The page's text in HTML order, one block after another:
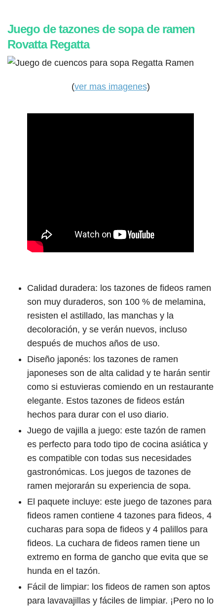
Juego de tazones de sopa de ramen
Rovatta Regatta
(ver mas imagenes)
Calidad duradera: los tazones de fideos ramen
son muy duraderos, son 100 % de melamina,
resisten el astillado, las manchas y la
decoloración, y se verán nuevos, incluso
después de muchos años de uso.
Diseño japonés: los tazones de ramen
japoneses son de alta calidad y te harán sentir
como si estuvieras comiendo en un restaurante
elegante. Estos tazones de fideos están
hechos para durar con el uso diario.
Juego de vajilla a juego: este tazón de ramen
es perfecto para todo tipo de cocina asiática y
es compatible con todas sus necesidades
gastronómicas. Los juegos de tazones de
ramen mejorarán su experiencia de sopa.
El paquete incluye: este juego de tazones para
fideos ramen contiene 4 tazones para fideos, 4
cucharas para sopa de fideos y 4 palillos para
fideos. La cuchara de fideos ramen tiene un
extremo en forma de gancho que evita que se
hunda en el tazón.
Fácil de limpiar: los fideos de ramen son aptos
para lavavajillas y fáciles de limpiar. ¡Pero no lo